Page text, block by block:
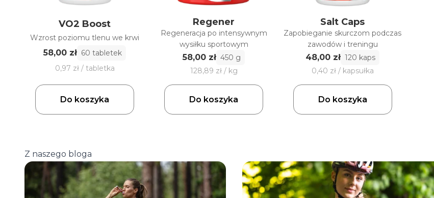
VO2 Boost
Wzrost poziomu tlenu we krwi
58,00 zł 60 tabletek
0,97 zł / tabletka
Do koszyka
Regener
Regeneracja po intensywnym
wysiłku sportowym
58,00 zł 450 g
128,89 zł / kg
Do koszyka
Salt Caps
Zapobieganie skurczom podczas
zawodów i treningu
48,00 zł 120 kaps
0,40 zł / kapsułka
Do koszyka
Z naszego bloga